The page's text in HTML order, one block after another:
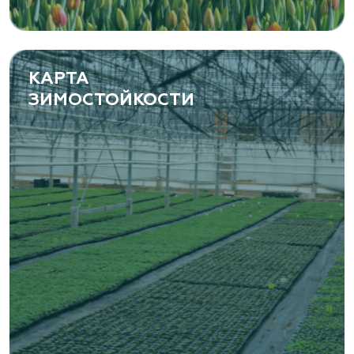
(8482) 650 010
www.yoly-paly.ru
«ВЕНЕВ» питомник растений
Тульская область, Венёвский р-н, село
Борщевое, улица Лесная, д. 13
8 963 224 87 99
https://www.venev1.ru/
«ВЕНЕВ» питомник растений
Тульская область, Венёвский р-н, село
Борщевое, улица Лесная, д. 13
8 963 224 87 99
КАРТА
ЗИМОСТОЙКОСТИ